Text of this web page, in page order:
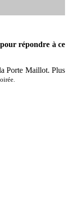
répondre à ce
Porte Maillot. Plus